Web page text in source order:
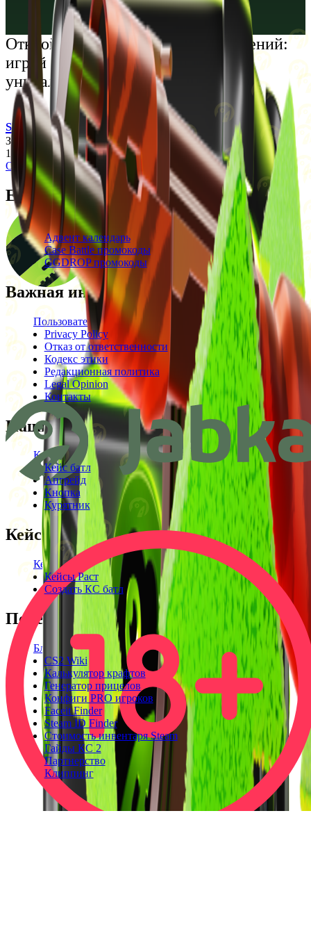
Українська
Открой мир премиальных развлечений:
играй честно и наслаждайся
уникальными впечатлениями
support@cs-wiki.org
Заходя на этот сайт, вы подтверждаете, что вам исполнилось
18 лет. Проблемы с азартными играми?
Обратится за помощью
Ежедневные бонусы
Свежие промокоды
Адвент календарь
Case Battle промокоды
GGDROP промокоды
Важная информация
Пользовательское соглашение
Privacy Policy
Отказ от ответственности
Кодекс этики
Редакционная политика
Legal Opinion
Контакты
Наши режимы
Кейсы
Кейс батл
Апгрейд
Кнопка
Курятник
Кейсы
Кейсы КС2
Кейсы Раст
Создать КС батл
Полезное
Блог
CS2 Wiki
Калькулятор крафтов
Генератор прицелов
Конфиги PRO игроков
Faceit Finder
Steam ID Finder
Стоимость инвентаря Steam
Гайды КС 2
Партнерство
Клиппинг